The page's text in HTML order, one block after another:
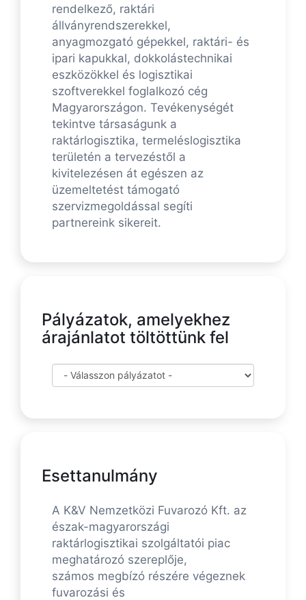
rendelkező, raktári
állványrendszerekkel,
anyagmozgató gépekkel, raktári- és
ipari kapukkal, dokkolástechnikai
eszközökkel és logisztikai
szoftverekkel foglalkozó cég
Magyarországon. Tevékenységét
tekintve társaságunk a
raktárlogisztika, termeléslogisztika
területén a tervezéstől a
kivitelezésen át egészen az
üzemeltetést támogató
szervizmegoldással segíti
partnereink sikereit.
Pályázatok, amelyekhez
árajánlatot töltöttünk fel
Esettanulmány
A K&V Nemzetközi Fuvarozó Kft. az
észak-magyarországi
raktárlogisztikai szolgáltatói piac
meghatározó szereplője,
számos megbízó részére végeznek
fuvarozási és